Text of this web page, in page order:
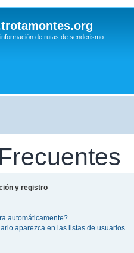
de rutas de senderismo
y registro
automáticamente?
aparezca en las listas de usuarios